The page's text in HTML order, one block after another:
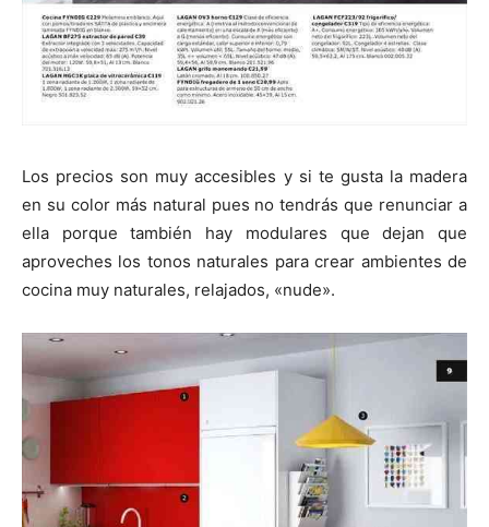
Los precios son muy accesibles y si te gusta la madera
en su color más natural pues no tendrás que renunciar a
ella porque también hay modulares que dejan que
aproveches los tonos naturales para crear ambientes de
cocina muy naturales, relajados, «nude».